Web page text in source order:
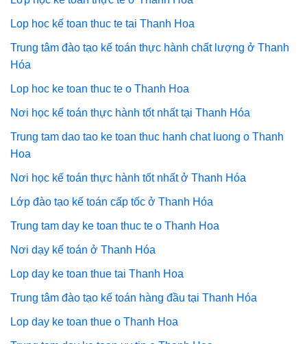
Lop hoc kế toan thuc te tai Thanh Hoa
Trung tâm đào tạo kế toán thực hành chất lượng ở Thanh
Hóa
Lop hoc ke toan thuc te o Thanh Hoa
Nơi học kế toán thực hành tốt nhất tại Thanh Hóa
Trung tam dao tao ke toan thuc hanh chat luong o Thanh
Hoa
Nơi học kế toán thực hành tốt nhất ở Thanh Hóa
Lớp đào tạo kế toán cấp tốc ở Thanh Hóa
Trung tam day ke toan thuc te o Thanh Hoa
Nơi dạy kế toán ở Thanh Hóa
Lop day ke toan thue tai Thanh Hoa
Trung tâm đào tạo kế toán hàng đầu tại Thanh Hóa
Lop day ke toan thue o Thanh Hoa